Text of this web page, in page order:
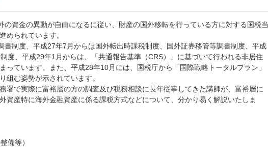
資金の異動が自由になるに従い、財産の国外移転を行っている方に対する国税当
められています。
書制度、平成27年7月からは国外転出時課税制度、国外証券移管等調書制度、平成
度、平成29年1月からは、「共通報告基準（CRS）」に基づいて行われる非居住
っています。また、平成28年10月には、国税庁から「国際戦略トータルプラン」
組む姿勢が示されています。
署で実際に富裕層の方の調査及び税務相談に長年従事してきた講師が、富裕層に
資産特に海外金融資産に係る課税方式などについて、分かり易く解説いたしま
備等）